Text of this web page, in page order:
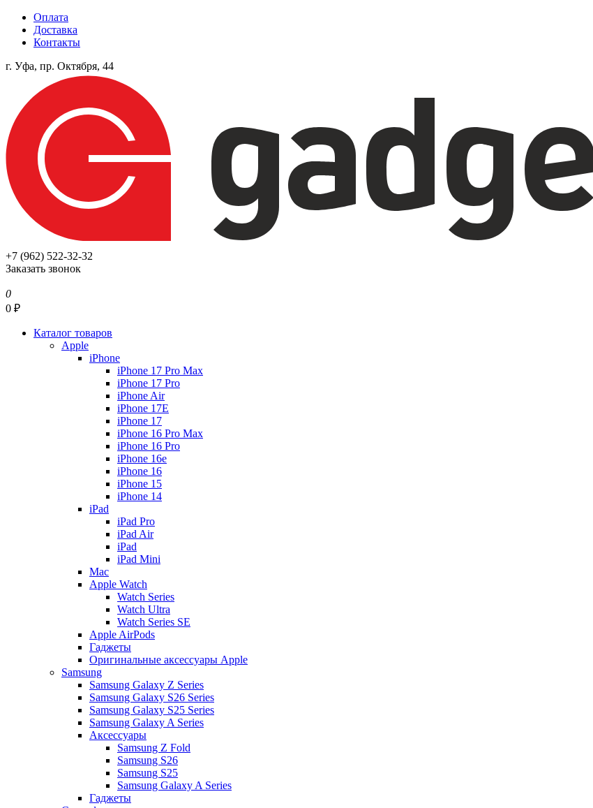
Оплата
Доставка
Контакты
г. Уфа, пр. Октября, 44
+7 (962) 522-32-32
Заказать звонок
0
0 ₽
Каталог товаров
Apple
iPhone
iPhone 17 Pro Max
iPhone 17 Pro
iPhone Air
iPhone 17E
iPhone 17
iPhone 16 Pro Max
iPhone 16 Pro
iPhone 16e
iPhone 16
iPhone 15
iPhone 14
iPad
iPad Pro
iPad Air
iPad
iPad Mini
Mac
Apple Watch
Watch Series
Watch Ultra
Watch Series SE
Apple AirPods
Гаджеты
Оригинальные аксессуары Apple
Samsung
Samsung Galaxy Z Series
Samsung Galaxy S26 Series
Samsung Galaxy S25 Series
Samsung Galaxy A Series
Аксессуары
Samsung Z Fold
Samsung S26
Samsung S25
Samsung Galaxy A Series
Гаджеты